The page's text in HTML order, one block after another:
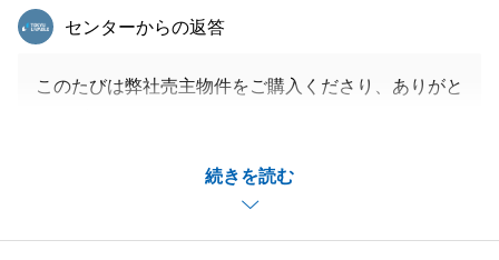
続きを読む
東急リバブル
センターからの返答
このたびは弊社売主物件をご購入くださり、ありがと
をいただきましたが、私の回答に対してご家族皆さま
で真剣に聞いてくださっていた姿が印象的でした。
今後も、専属の不動産コンサルタントとして誠心誠意